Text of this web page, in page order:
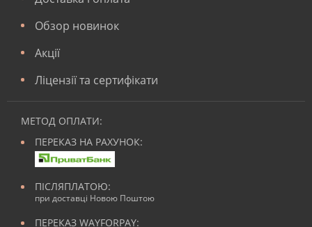
Обзор новинок
Акції
Ліцензії та сертифікати
МЕТОД ОПЛАТИ:
ПЕРЕКАЗ НА РАХУНОК:
ПІСЛЯПЛАТОЮ:
при доставці Новою Поштою
ПЕРЕКАЗ WAYFORPAY: